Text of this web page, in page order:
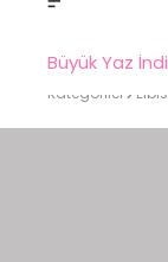
Büyük Yaz
Kategoriler